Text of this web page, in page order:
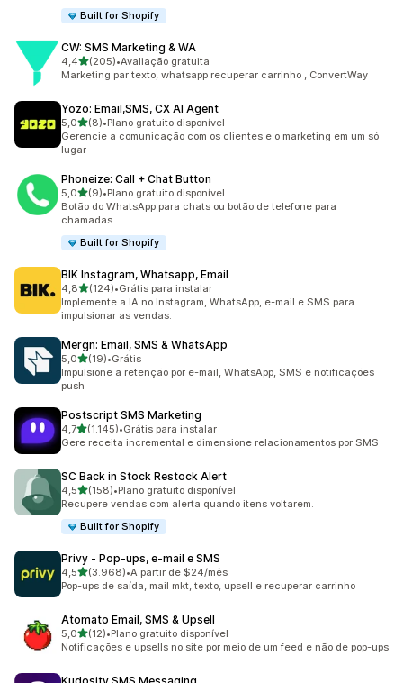
Built for Shopify
CW: SMS Marketing & WA
4,4de 5 estrelas
(205)
205 avaliações ao todo
•Avaliação gratuita
Marketing par texto, whatsapp recuperar carrinho , ConvertWay
Yozo: Email,SMS, CX AI Agent
5,0de 5 estrelas
(8)
8 avaliações ao todo
•Plano gratuito disponível
Gerencie a comunicação com os clientes e o marketing em um só
lugar
Phoneize: Call + Chat Button
5,0de 5 estrelas
(9)
9 avaliações ao todo
•Plano gratuito disponível
Botão do WhatsApp para chats ou botão de telefone para
chamadas
Built for Shopify
BIK Instagram, Whatsapp, Email
4,8de 5 estrelas
(124)
124 avaliações ao todo
•Grátis para instalar
Implemente a IA no Instagram, WhatsApp, e-mail e SMS para
impulsionar as vendas.
Mergn: Email, SMS & WhatsApp
5,0de 5 estrelas
(19)
19 avaliações ao todo
•Grátis
Impulsione a retenção por e-mail, WhatsApp, SMS e notificações
push
Postscript SMS Marketing
4,7de 5 estrelas
(1.145)
1145 avaliações ao todo
•Grátis para instalar
Gere receita incremental e dimensione relacionamentos por SMS
SC Back in Stock Restock Alert
4,5de 5 estrelas
(158)
158 avaliações ao todo
•Plano gratuito disponível
Recupere vendas com alerta quando itens voltarem.
Built for Shopify
Privy ‑ Pop‑ups, e‑mail e SMS
4,5de 5 estrelas
(3.968)
3968 avaliações ao todo
•A partir de $24/mês
Pop-ups de saída, mail mkt, texto, upsell e recuperar carrinho
Atomato Email, SMS & Upsell
5,0de 5 estrelas
(12)
12 avaliações ao todo
•Plano gratuito disponível
Notificações e upsells no site por meio de um feed e não de pop-ups